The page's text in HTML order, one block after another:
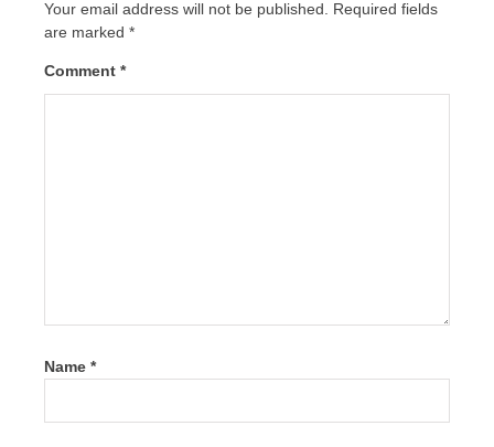
Your email address will not be published.
Required fields
are marked *
Comment *
Name *